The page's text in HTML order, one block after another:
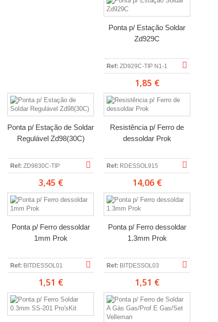
Ponta p/ Estação Soldar
Zd929C
Ref: ZD929C-TIP N1-1
1,85 €
Ponta p/ Estação de Soldar
Regulável Zd98(30C)
Ref: ZD9830C-TIP
3,45 €
Resistência p/ Ferro de
dessoldar Prok
Ref: RDESSOL915
14,06 €
Ponta p/ Ferro dessoldar
1mm Prok
Ref: BITDESSOL01
1,51 €
Ponta p/ Ferro dessoldar
1.3mm Prok
Ref: BITDESSOL03
1,51 €